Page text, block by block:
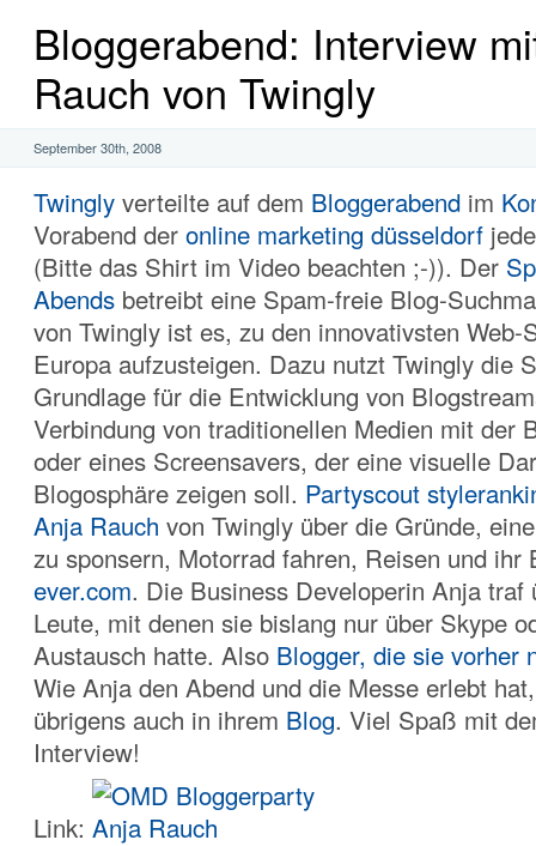
Bloggerabend: Interview
Rauch von Twingly
September 30th, 2008
Twingly verteilte auf dem Bloggerabend im
Vorabend der online marketing düsseldorf
(Bitte das Shirt im Video beachten ;-)). Der
Abends betreibt eine Spam-freie Blog-
von Twingly ist es, zu den innovativsten Web-
Europa aufzusteigen. Dazu nutzt Twingly die
Grundlage für die Entwicklung von
Verbindung von traditionellen Medien mit der
oder eines Screensavers, der eine visuelle
Blogosphäre zeigen soll. Partyscout
Anja Rauch von Twingly über die Gründe,
zu sponsern, Motorrad fahren, Reisen und
ever.com. Die Business Developerin Anja traf
Leute, mit denen sie bislang nur über Skype
Austausch hatte. Also Blogger, die sie vorher
Wie Anja den Abend und die Messe erlebt
übrigens auch in ihrem Blog. Viel Spaß mit
Interview!
Link: